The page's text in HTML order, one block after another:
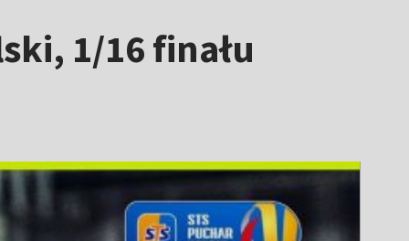
1/16 finału